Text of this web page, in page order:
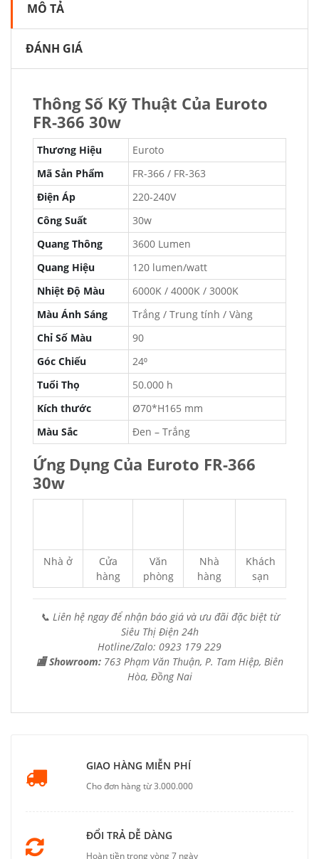
MÔ TẢ
ĐÁNH GIÁ
Thông Số Kỹ Thuật Của Euroto
FR-366 30w
Thương Hiệu
Euroto
Mã Sản Phẩm
FR-366 / FR-363
Điện Áp
220-240V
Công Suất
30w
Quang Thông
3600 Lumen
Quang Hiệu
120 lumen/watt
Nhiệt Độ Màu
6000K / 4000K / 3000K
Màu Ánh Sáng
Trắng / Trung tính / Vàng
Chỉ Số Màu
90
Góc Chiếu
24⁰
Tuổi Thọ
50.000 h
Kích thước
Ø70*H165 mm
Màu Sắc
Đen – Trắng
Ứng Dụng Của Euroto FR-366
30w
Nhà ở
Cửa
hàng
Văn
phòng
Nhà
hàng
Khách
sạn
📞 Liên hệ ngay để nhận báo giá và ưu đãi đặc biệt từ
Siêu Thị Điện 24h
Hotline/Zalo: 0923 179 229
🏬 Showroom: 763 Phạm Văn Thuận, P. Tam Hiệp, Biên
Hòa, Đồng Nai
GIAO HÀNG MIỄN PHÍ
Cho đơn hàng từ 3.000.000
ĐỔI TRẢ DỄ DÀNG
Hoàn tiền trong vòng 7 ngày